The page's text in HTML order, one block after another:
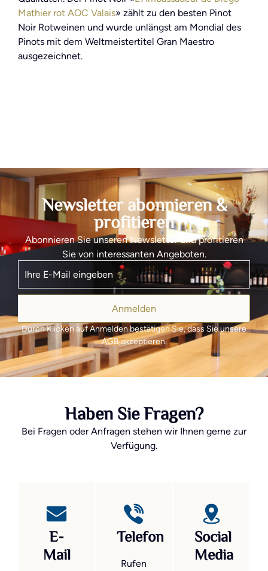
Mathier rot AOC Valais» zählt zu den besten Pinot
Noir Rotweinen und wurde unlängst am Mondial des
Pinots mit dem Weltmeistertitel Gran Maestro
ausgezeichnet.
Newsletter abonnieren &
profitieren
Abonnieren Sie unseren Newsletter und profitieren
Sie von interessanten Angeboten.
Anmelden
Durch Klicken auf Anmelden bestätigen Sie, dass Sie unsere
AGB akzeptieren.
Haben Sie Fragen?
Bei Fragen oder Anfragen stehen wir Ihnen gerne zur
Verfügung.
E-
Mail
Telefon
Rufen
Social
Media